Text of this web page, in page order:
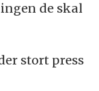
de skal
stort press